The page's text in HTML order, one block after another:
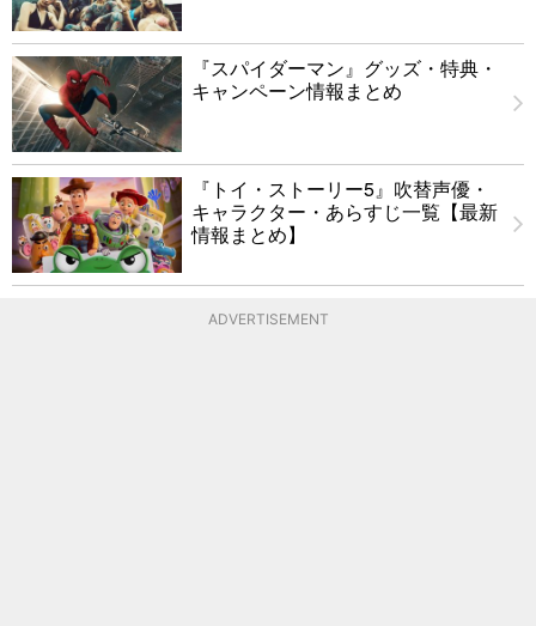
『スパイダーマン』グッズ・特典・
キャンペーン情報まとめ
『トイ・ストーリー5』吹替声優・
キャラクター・あらすじ一覧【最新
情報まとめ】
ADVERTISEMENT